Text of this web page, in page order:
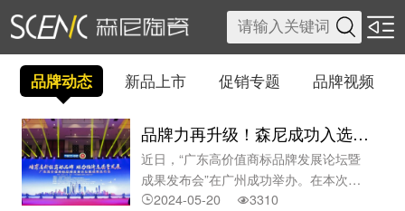

品牌动态 新品上市 促销专题 品牌视频
品牌力再升级！森尼成功入选“高价值商标品牌”榜单
近日，“广东高价值商标品牌发展论坛暨
成果发布会”在广州成功举办。在本次的
广东省重点行业（陶瓷）高价值商标品牌
2024-05-20 3310